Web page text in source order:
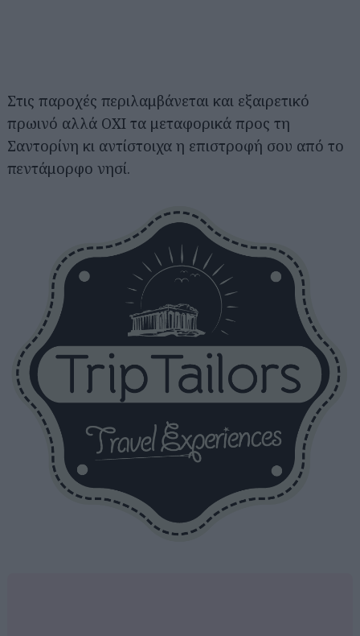
Στις παροχές περιλαμβάνεται και εξαιρετικό
πρωινό αλλά ΟΧΙ τα μεταφορικά προς τη
Σαντορίνη κι αντίστοιχα η επιστροφή σου από το
πεντάμορφο νησί.